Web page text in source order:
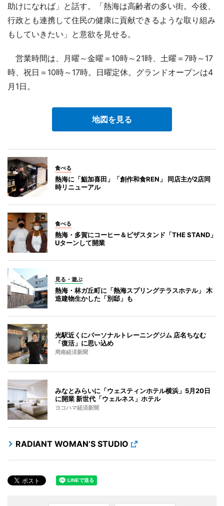
助けになれば」と話す。「熱海は高齢者の多い街。今後、
行政とも連携して住民の健康に貢献できるような取り組み
もしていきたい」と意欲を見せる。
営業時間は、月曜～金曜＝10時～21時、土曜＝7時～17
時、祝日＝10時～17時。日曜定休。グランドオープンは4
月1日。
地図を見る
食べる
熱海に「鮨加喜田」「創作和食REN」 同店主が2店同
時リニューアル
食べる
熱海・多賀にコーヒー＆ピザスタンド「THE STAND」
Uターンして開業
見る・遊ぶ
熱海・林ガ丘町に「熱海スプリングテラスホテル」 木
造建物生かした「別邸」も
光駅近くにパーソナルトレーニングジム 店名ちなむ
「復活」に思い込め
周南経済新聞
みなとみらいに「ウェスティンホテル横浜」5月20日
に開業 新世代「ウェルネス」ホテル
ヨコハマ経済新聞
RADIANT WOMAN’S STUDIO